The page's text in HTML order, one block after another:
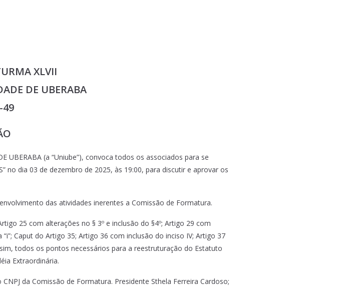
XLVII
DE UBERABA
49
UBERABA (a “Uniube”), convoca todos os associados para se
no dia 03 de dezembro de 2025, às 19:00, para discutir e aprovar os
das atividades inerentes a Comissão de Formatura.
25 com alterações no § 3º e inclusão do §4º; Artigo 29 com
Caput do Artigo 35; Artigo 36 com inclusão do inciso IV; Artigo 37
todos os pontos necessários para a reestruturação do Estatuto
Extraordinária.
da Comissão de Formatura. Presidente Sthela Ferreira Cardoso;